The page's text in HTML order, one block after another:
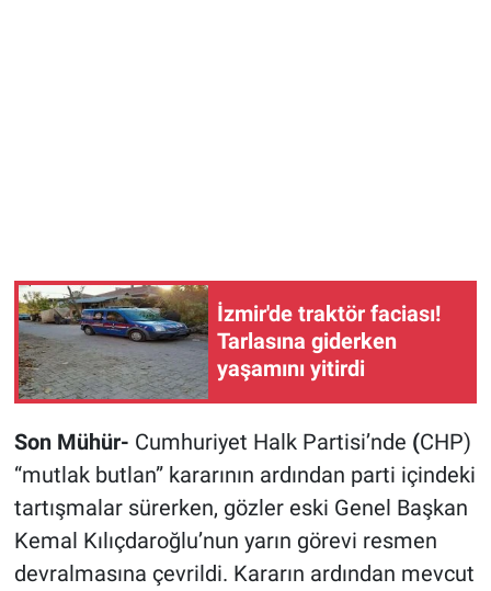
İzmir'de traktör faciası!
Tarlasına giderken
yaşamını yitirdi
Son Mühür- Cumhuriyet Halk Partisi’nde (CHP)
“mutlak butlan” kararının ardından parti içindeki
tartışmalar sürerken, gözler eski Genel Başkan
Kemal Kılıçdaroğlu’nun yarın görevi resmen
devralmasına çevrildi. Kararın ardından mevcut